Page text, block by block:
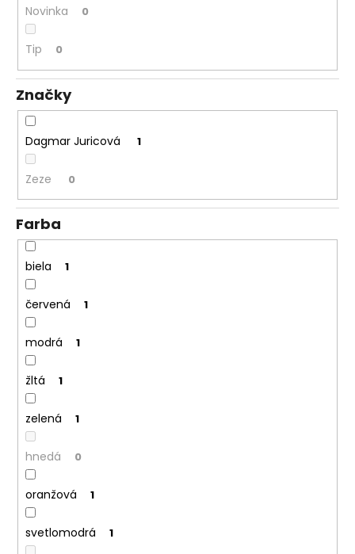
Novinka 0
Tip 0
Značky
Dagmar Juricová 1
Zeze 0
Farba
biela 1
červená 1
modrá 1
žltá 1
zelená 1
hnedá 0
oranžová 1
svetlomodrá 1
a
m